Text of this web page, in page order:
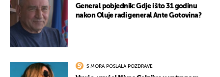
General pobjednik: Gdje i što 31 godinu
nakon Oluje radi general Ante Gotovina?
S MORA POSLALA POZDRAVE